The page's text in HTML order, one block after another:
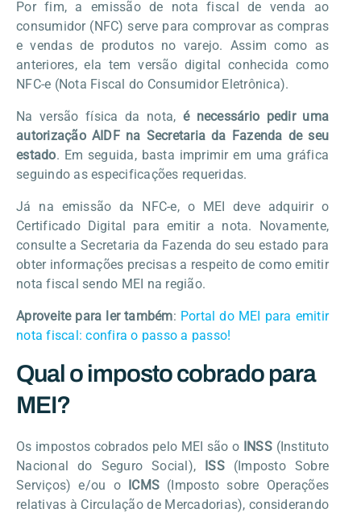
Por fim, a emissão de nota fiscal de venda ao
consumidor (NFC) serve para comprovar as compras
e vendas de produtos no varejo. Assim como as
anteriores, ela tem versão digital conhecida como
NFC-e (Nota Fiscal do Consumidor Eletrônica).
Na versão física da nota, é necessário pedir uma
autorização AIDF na Secretaria da Fazenda de seu
estado. Em seguida, basta imprimir em uma gráfica
seguindo as especificações requeridas.
Já na emissão da NFC-e, o MEI deve adquirir o
Certificado Digital para emitir a nota. Novamente,
consulte a Secretaria da Fazenda do seu estado para
obter informações precisas a respeito de como emitir
nota fiscal sendo MEI na região.
Aproveite para ler também: Portal do MEI para emitir
nota fiscal: confira o passo a passo!
Qual o imposto cobrado para
MEI?
Os impostos cobrados pelo MEI são o INSS(Instituto
Nacional do Seguro Social), ISS(Imposto Sobre
Serviços) e/ou o ICMS (Imposto sobre Operações
relativas à Circulação de Mercadorias), considerando